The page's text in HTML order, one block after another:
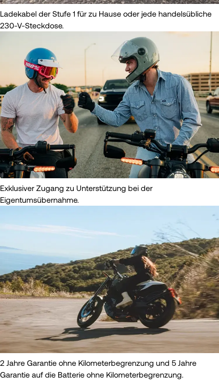
Ladekabel der Stufe 1 für zu Hause oder jede handelsübliche
230-V-Steckdose.
Exklusiver Zugang zu Unterstützung bei der
Eigentumsübernahme.
2 Jahre Garantie ohne Kilometerbegrenzung und 5 Jahre
Garantie auf die Batterie ohne Kilometerbegrenzung.